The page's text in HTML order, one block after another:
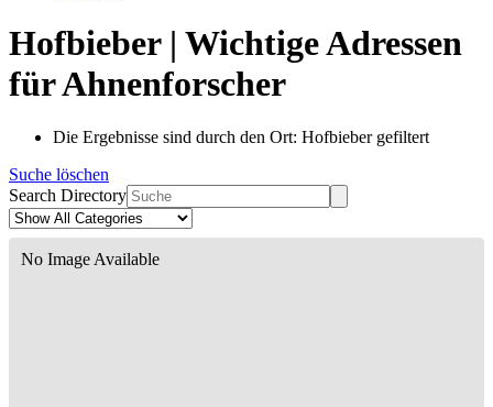
Hofbieber | Wichtige Adressen
für Ahnenforscher
Die Ergebnisse sind durch den Ort: Hofbieber gefiltert
Suche löschen
Search Directory
No Image Available